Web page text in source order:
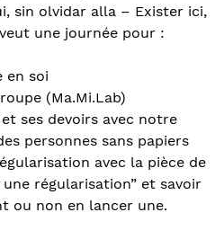
sin olvidar alla – Exister ici,
une journée pour :
en soi
(Ma.Mi.Lab)
ses devoirs avec notre
personnes sans papiers
avec la pièce de
régularisation” et savoir
ou non en lancer une.